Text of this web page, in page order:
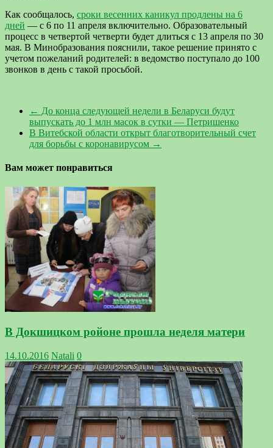
Как сообщалось, сроки весенних каникул продлены на 6
дней — с 6 по 11 апреля включительно. Образовательный
процесс в четвертой четверти будет длиться с 13 апреля по 30
мая. В Минобразования пояснили, такое решение принято с
учетом пожеланий родителей: в ведомство поступало до 100
звонков в день с такой просьбой.
← До конца следующей недели в Беларуси будут
выпускать до 1 млн масок в сутки — Петришенко
В Витебской области открыт благотворительный счет
для борьбы с коронавирусом →
Вам может понравиться
В Докшицком ройоне прошла неделя матери
14.10.2016 Natali 0